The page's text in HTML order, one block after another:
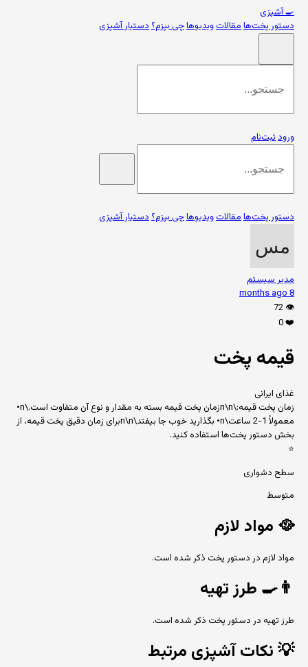
🍳آشپزی
دستور پخت‌هامقالاتویدیوهاچی بپزم؟دستیار آشپزی
ورودثبت‌نام
دستور پخت‌هامقالاتویدیوهاچی بپزم؟دستیار آشپزی
مدیر سیستم
8 months ago
👁️
72
❤️
0
قیمه پخت
غذای ایرانی
زمان پخت قیمه:\n\nزمان پخت قیمه بسته به مقدار و نوع آن متفاوت است.\n•
معمولاً 1-2 ساعت\n• بگذارید خوب جا بیفتد\n\nبرای زمان دقیق پخت قیمه، از
بخش دستور پخت‌ها استفاده کنید.
⭐
سطح دشواری
متوسط
🥘 مواد لازم
مواد لازم در دستور پخت ذکر شده است.
👨‍🍳 طرز تهیه
طرز تهیه در دستور پخت ذکر شده است.
💡نکات آشپزی مرتبط